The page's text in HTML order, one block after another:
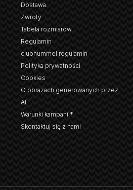
Dostawa
Zwroty
Tabela rozmiarów
Regulamin
clubhummel regulamin
Polityka prywatności
Cookies
O obrazach generowanych przez
AI
Warunki kampanii*
Skontaktuj się z nami